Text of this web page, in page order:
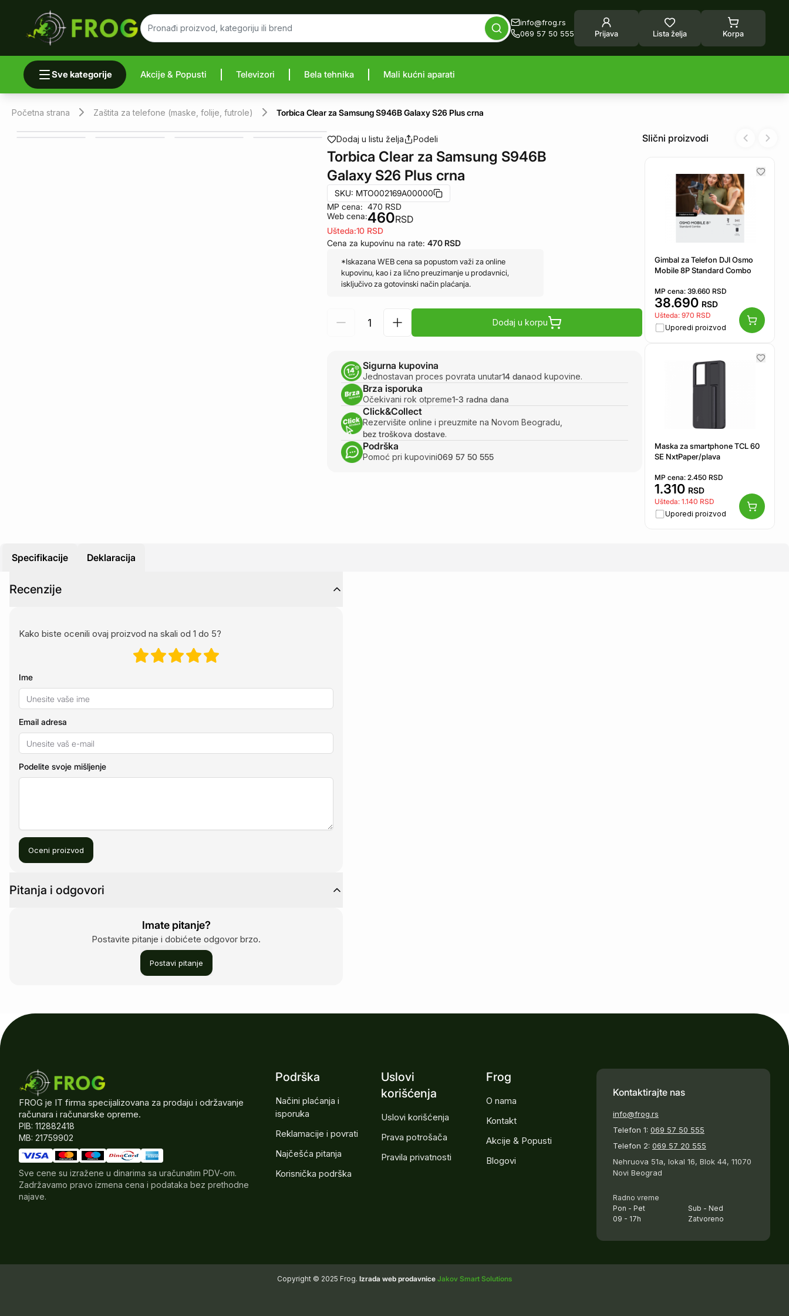
info@frog.rs
069 57 50 555
Prijava Lista želja Korpa
Sve kategorije Akcije & Popusti Televizori Bela tehnika Mali kućni aparati
Početna strana Zaštita za telefone (maske, folije, futrole) Torbica Clear za Samsung S946B Galaxy S26 Plus crna
Uporedi proizvod
Dodaj u listu želja Podeli
Torbica Clear za Samsung S946B
Galaxy S26 Plus crna
SKU: MTO002169A00000
MP cena:
Web cena:
470 RSD
460RSD
Ušteda:10 RSD
Cena za kupovinu na rate: 470 RSD
*Iskazana WEB cena sa popustom važi za online
kupovinu, kao i za lično preuzimanje u prodavnici,
isključivo za gotovinski način plaćanja.
Dodaj u korpu
Sigurna kupovina
Jednostavan proces povrata unutar14 danaod kupovine.
Brza isporuka
Očekivani rok otpreme1-3 radna dana
Click&Collect
Rezervišite online i preuzmite na Novom Beogradu,
bez troškova dostave.
Podrška
Pomoć pri kupovini069 57 50 555
Slični proizvodi
Gimbal za Telefon DJI Osmo
Mobile 8P Standard Combo
MP cena: 39.660 RSD
38.690 RSD
Ušteda: 970 RSD
Uporedi proizvod
Maska za smartphone TCL 60
SE NxtPaper/plava
MP cena: 2.450 RSD
1.310 RSD
Ušteda: 1.140 RSD
Uporedi proizvod
Previous
Next
Specifikacije Deklaracija
Recenzije
Kako biste ocenili ovaj proizvod na skali od 1 do 5?
Ime
Email adresa
Podelite svoje mišljenje
Oceni proizvod
Pitanja i odgovori
Imate pitanje?
Postavite pitanje i dobićete odgovor brzo.
Postavi pitanje
FROG je IT firma specijalizovana za prodaju i održavanje
računara i računarske opreme.
PIB: 112882418
MB: 21759902
Sve cene su izražene u dinarima sa uračunatim PDV-om.
Zadržavamo pravo izmena cena i podataka bez prethodne
najave.
Podrška
Načini plaćanja i
isporuka
Reklamacije i povrati
Najčešća pitanja
Korisnička podrška
Uslovi
korišćenja
Uslovi korišćenja
Prava potrošača
Pravila privatnosti
Frog
O nama
Kontakt
Akcije & Popusti
Blogovi
Kontaktirajte nas
info@frog.rs
Telefon 1: 069 57 50 555
Telefon 2: 069 57 20 555
Nehruova 51a, lokal 16, Blok 44, 11070
Novi Beograd
Radno vreme
Pon - Pet
09 - 17h
Sub - Ned
Zatvoreno
Copyright © 2025 Frog. Izrada web prodavnice Jakov Smart Solutions